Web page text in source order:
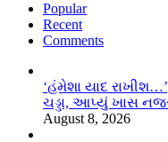
Popular
Recent
Comments
‘હંમેશા યાદ
ચડ્ડા, આપ્યું ખાસ
August 8, 2026